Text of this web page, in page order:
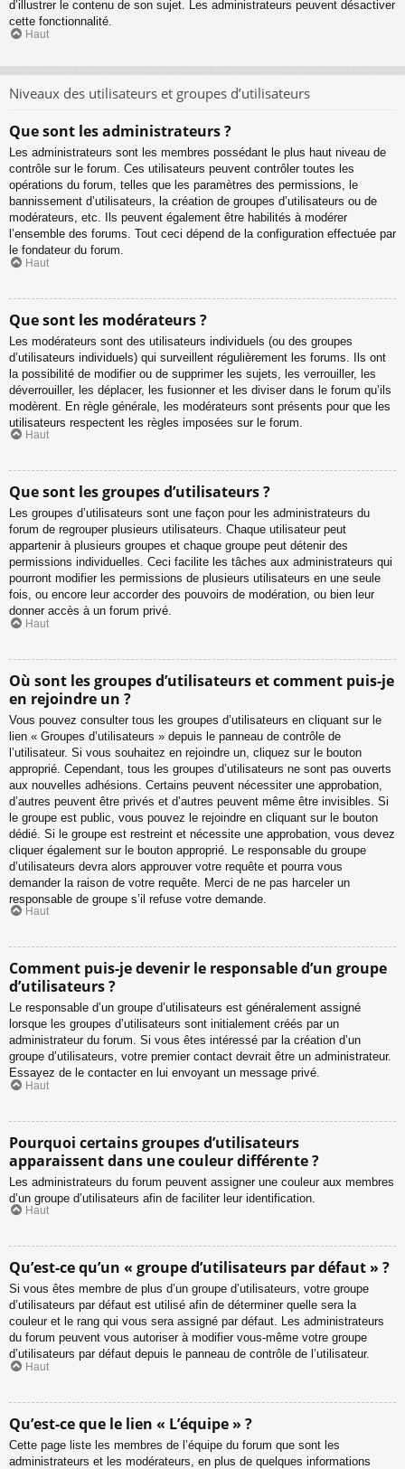
d’illustrer le contenu de son sujet. Les administrateurs peuvent désactiver
cette fonctionnalité.
Haut
Niveaux des utilisateurs et groupes d’utilisateurs
Que sont les administrateurs ?
Les administrateurs sont les membres possédant le plus haut niveau de
contrôle sur le forum. Ces utilisateurs peuvent contrôler toutes les
opérations du forum, telles que les paramètres des permissions, le
bannissement d’utilisateurs, la création de groupes d’utilisateurs ou de
modérateurs, etc. Ils peuvent également être habilités à modérer
l’ensemble des forums. Tout ceci dépend de la configuration effectuée par
le fondateur du forum.
Haut
Que sont les modérateurs ?
Les modérateurs sont des utilisateurs individuels (ou des groupes
d’utilisateurs individuels) qui surveillent régulièrement les forums. Ils ont
la possibilité de modifier ou de supprimer les sujets, les verrouiller, les
déverrouiller, les déplacer, les fusionner et les diviser dans le forum qu’ils
modèrent. En règle générale, les modérateurs sont présents pour que les
utilisateurs respectent les règles imposées sur le forum.
Haut
Que sont les groupes d’utilisateurs ?
Les groupes d’utilisateurs sont une façon pour les administrateurs du
forum de regrouper plusieurs utilisateurs. Chaque utilisateur peut
appartenir à plusieurs groupes et chaque groupe peut détenir des
permissions individuelles. Ceci facilite les tâches aux administrateurs qui
pourront modifier les permissions de plusieurs utilisateurs en une seule
fois, ou encore leur accorder des pouvoirs de modération, ou bien leur
donner accès à un forum privé.
Haut
Où sont les groupes d’utilisateurs et comment puis-je
en rejoindre un ?
Vous pouvez consulter tous les groupes d’utilisateurs en cliquant sur le
lien « Groupes d’utilisateurs » depuis le panneau de contrôle de
l’utilisateur. Si vous souhaitez en rejoindre un, cliquez sur le bouton
approprié. Cependant, tous les groupes d’utilisateurs ne sont pas ouverts
aux nouvelles adhésions. Certains peuvent nécessiter une approbation,
d’autres peuvent être privés et d’autres peuvent même être invisibles. Si
le groupe est public, vous pouvez le rejoindre en cliquant sur le bouton
dédié. Si le groupe est restreint et nécessite une approbation, vous devez
cliquer également sur le bouton approprié. Le responsable du groupe
d’utilisateurs devra alors approuver votre requête et pourra vous
demander la raison de votre requête. Merci de ne pas harceler un
responsable de groupe s’il refuse votre demande.
Haut
Comment puis-je devenir le responsable d’un groupe
d’utilisateurs ?
Le responsable d’un groupe d’utilisateurs est généralement assigné
lorsque les groupes d’utilisateurs sont initialement créés par un
administrateur du forum. Si vous êtes intéressé par la création d’un
groupe d’utilisateurs, votre premier contact devrait être un administrateur.
Essayez de le contacter en lui envoyant un message privé.
Haut
Pourquoi certains groupes d’utilisateurs
apparaissent dans une couleur différente ?
Les administrateurs du forum peuvent assigner une couleur aux membres
d’un groupe d’utilisateurs afin de faciliter leur identification.
Haut
Qu’est-ce qu’un « groupe d’utilisateurs par défaut » ?
Si vous êtes membre de plus d’un groupe d’utilisateurs, votre groupe
d’utilisateurs par défaut est utilisé afin de déterminer quelle sera la
couleur et le rang qui vous sera assigné par défaut. Les administrateurs
du forum peuvent vous autoriser à modifier vous-même votre groupe
d’utilisateurs par défaut depuis le panneau de contrôle de l’utilisateur.
Haut
Qu’est-ce que le lien « L’équipe » ?
Cette page liste les membres de l’équipe du forum que sont les
administrateurs et les modérateurs, en plus de quelques informations